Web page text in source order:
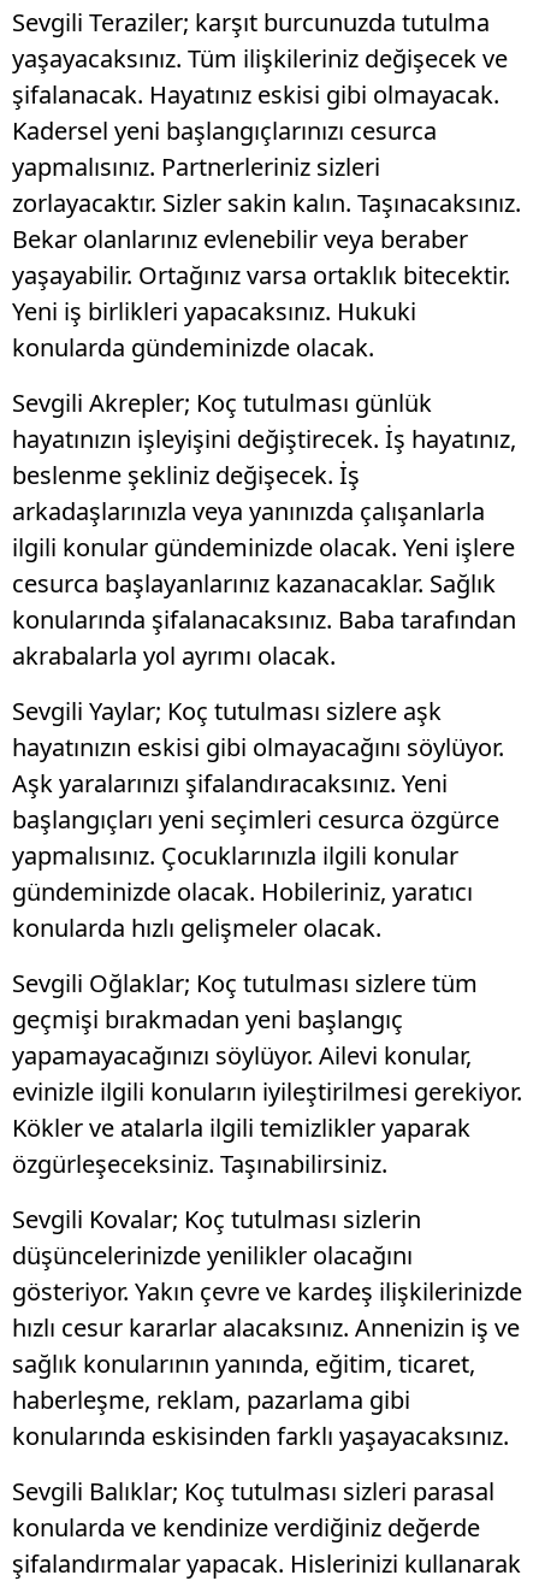
Sevgili Teraziler; karşıt burcunuzda tutulma
yaşayacaksınız. Tüm ilişkileriniz değişecek ve
şifalanacak. Hayatınız eskisi gibi olmayacak.
Kadersel yeni başlangıçlarınızı cesurca
yapmalısınız. Partnerleriniz sizleri
zorlayacaktır. Sizler sakin kalın. Taşınacaksınız.
Bekar olanlarınız evlenebilir veya beraber
yaşayabilir. Ortağınız varsa ortaklık bitecektir.
Yeni iş birlikleri yapacaksınız. Hukuki
konularda gündeminizde olacak.
Sevgili Akrepler; Koç tutulması günlük
hayatınızın işleyişini değiştirecek. İş hayatınız,
beslenme şekliniz değişecek. İş
arkadaşlarınızla veya yanınızda çalışanlarla
ilgili konular gündeminizde olacak. Yeni işlere
cesurca başlayanlarınız kazanacaklar. Sağlık
konularında şifalanacaksınız. Baba tarafından
akrabalarla yol ayrımı olacak.
Sevgili Yaylar; Koç tutulması sizlere aşk
hayatınızın eskisi gibi olmayacağını söylüyor.
Aşk yaralarınızı şifalandıracaksınız. Yeni
başlangıçları yeni seçimleri cesurca özgürce
yapmalısınız. Çocuklarınızla ilgili konular
gündeminizde olacak. Hobileriniz, yaratıcı
konularda hızlı gelişmeler olacak.
Sevgili Oğlaklar; Koç tutulması sizlere tüm
geçmişi bırakmadan yeni başlangıç
yapamayacağınızı söylüyor. Ailevi konular,
evinizle ilgili konuların iyileştirilmesi gerekiyor.
Kökler ve atalarla ilgili temizlikler yaparak
özgürleşeceksiniz. Taşınabilirsiniz.
Sevgili Kovalar; Koç tutulması sizlerin
düşüncelerinizde yenilikler olacağını
gösteriyor. Yakın çevre ve kardeş ilişkilerinizde
hızlı cesur kararlar alacaksınız. Annenizin iş ve
sağlık konularının yanında, eğitim, ticaret,
haberleşme, reklam, pazarlama gibi
konularında eskisinden farklı yaşayacaksınız.
Sevgili Balıklar; Koç tutulması sizleri parasal
konularda ve kendinize verdiğiniz değerde
şifalandırmalar yapacak. Hislerinizi kullanarak